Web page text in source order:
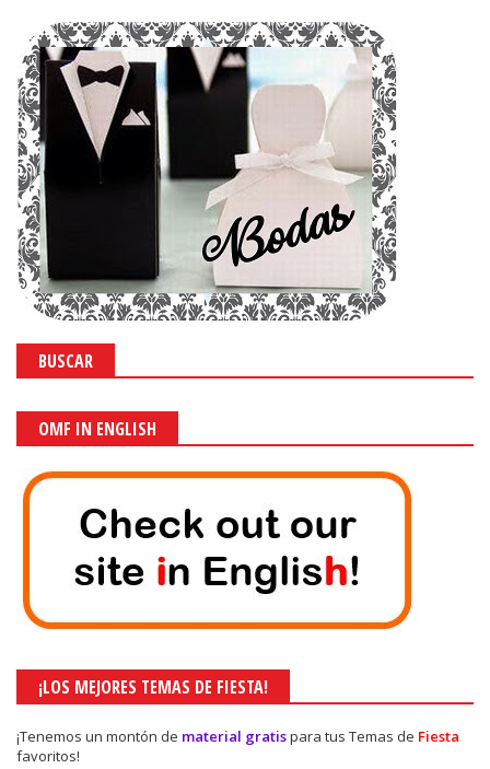
BUSCAR
OMF IN ENGLISH
¡LOS MEJORES TEMAS DE FIESTA!
¡Tenemos un montón de material gratispara tus Temas de Fiesta
favoritos!